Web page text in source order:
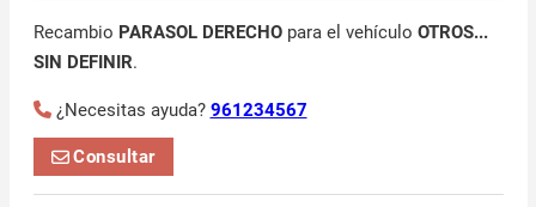
Recambio PARASOL DERECHOpara el vehículo OTROS...
SIN DEFINIR.
¿Necesitas ayuda? 961234567
Consultar